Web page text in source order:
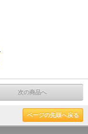
次の商品へ
ページの先頭へ戻る